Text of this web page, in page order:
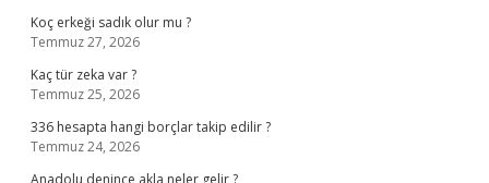
Koç erkeği sadık olur mu ?
Temmuz 27, 2026
Kaç tür zeka var ?
Temmuz 25, 2026
336 hesapta hangi borçlar takip edilir ?
Temmuz 24, 2026
Anadolu denince akla neler gelir ?